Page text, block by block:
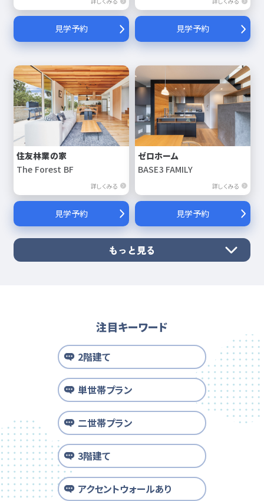
見学予約 見学予約
住友林業の家
The Forest BF
詳しくみる
見学予約
ゼロホーム
BASE3 FAMILY
詳しくみる
見学予約
もっと見る
注目キーワード
2階建て
単世帯プラン
二世帯プラン
3階建て
アクセントウォールあり